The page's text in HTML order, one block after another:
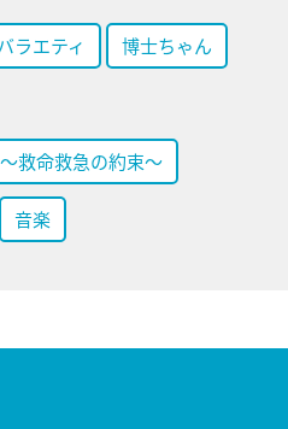
ラエティ 博士ちゃん
救命救急の約束～
音楽